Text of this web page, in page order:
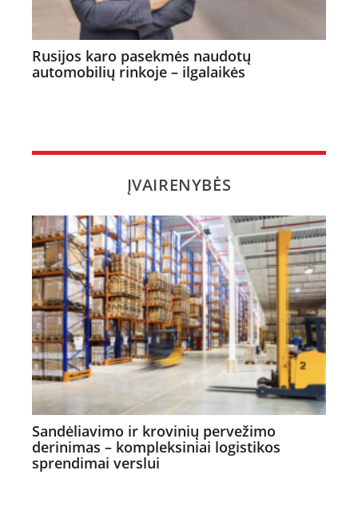
Rusijos karo pasekmės naudotų
automobilių rinkoje – ilgalaikės
ĮVAIRENYBĖS
Sandėliavimo ir krovinių pervežimo
derinimas – kompleksiniai logistikos
sprendimai verslui